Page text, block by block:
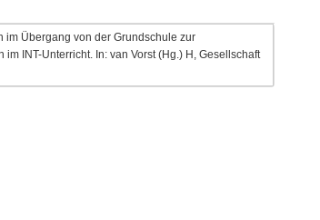
im Übergang von der Grundschule zur
INT-Unterricht. In: van Vorst (Hg.) H, Gesellschaft